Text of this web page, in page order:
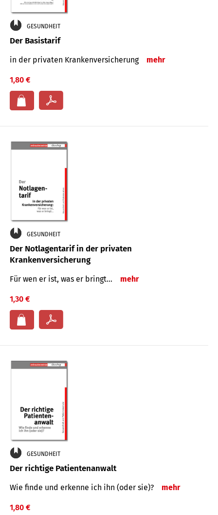
GESUNDHEIT
Der Basistarif
in der privaten Kran­ken­ver­siche­rung mehr
1,80 €
GESUNDHEIT
Der Notlagentarif in der privaten
Krankenversicherung
Für wen er ist, was er bringt… mehr
1,30 €
GESUNDHEIT
Der richtige Patientenanwalt
Wie finde und erkenne ich ihn (oder sie)? mehr
1,80 €